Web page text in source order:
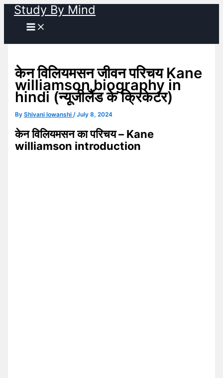
Skip
content
Study By Mind
केन विलियमसन जीवन परिचय Kane
williamson biography in
hindi (न्यूजीलैंड के क्रिकेटर)
ByShivani lowanshi/July 8, 2024
केन विलियमसन का परिचय – Kane
williamson introduction